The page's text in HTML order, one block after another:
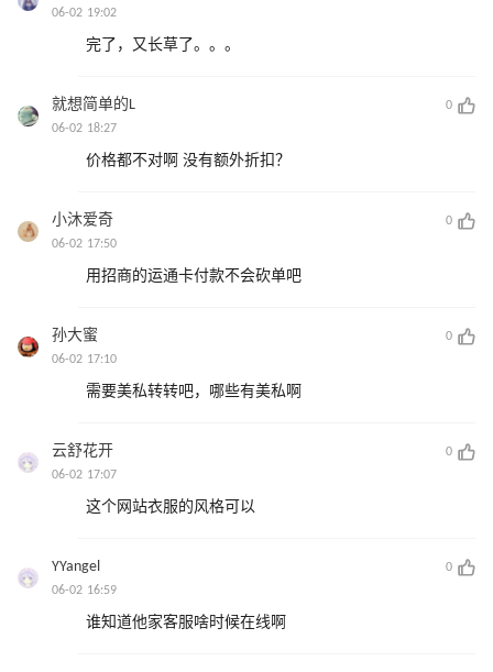
06-02 19:02
完了，又长草了。。。
就想简单的L
0
06-02 18:27
价格都不对啊 没有额外折扣？
小沐爱奇
0
06-02 17:50
用招商的运通卡付款不会砍单吧
孙大蜜
0
06-02 17:10
需要美私转转吧，哪些有美私啊
云舒花开
0
06-02 17:07
这个网站衣服的风格可以
YYangel
0
06-02 16:59
谁知道他家客服啥时候在线啊